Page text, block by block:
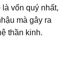
vốn quý nhất,
mà gây ra
thần kinh.